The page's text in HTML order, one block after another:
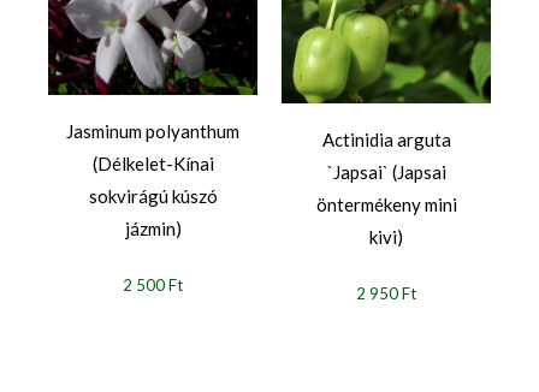
Jasminum polyanthum
(Délkelet-Kínai
sokvirágú kúszó
jázmin)
2 500 Ft
Actinidia arguta
`Japsai` (Japsai
öntermékeny mini
kivi)
2 950 Ft